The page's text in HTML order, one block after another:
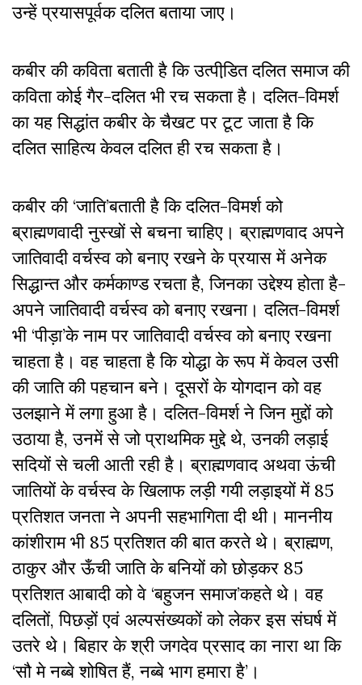
उन्हें प्रयासपूर्वक दलित बताया जाए।
कबीर की कविता बताती है कि उत्पीडि़त दलित समाज की
कविता कोई गैर-दलित भी रच सकता है। दलित-विमर्श
का यह सिद्धांत कबीर के चैखट पर टूट जाता है कि
दलित साहित्य केवल दलित ही रच सकता है।
कबीर की ‘जाति’बताती है कि दलित-विमर्श को
ब्राह्मणवादी नुस्खों से बचना चाहिए। ब्राह्मणवाद अपने
जातिवादी वर्चस्व को बनाए रखने के प्रयास में अनेक
सिद्धान्त और कर्मकाण्ड रचता है, जिनका उद्देश्य होता है-
अपने जातिवादी वर्चस्व को बनाए रखना। दलित-विमर्श
भी ‘पीड़ा’के नाम पर जातिवादी वर्चस्व को बनाए रखना
चाहता है। वह चाहता है कि योद्धा के रूप में केवल उसी
की जाति की पहचान बने। दूसरों के योगदान को वह
उलझाने में लगा हुआ है। दलित-विमर्श ने जिन मुद्दों को
उठाया है, उनमें से जो प्राथमिक मुद्दे थे, उनकी लड़ाई
सदियों से चली आती रही है। ब्राह्मणवाद अथवा ऊंची
जातियों के वर्चस्व के खिलाफ लड़ी गयी लड़ाइयों में 85
प्रतिशत जनता ने अपनी सहभागिता दी थी। माननीय
कांशीराम भी 85 प्रतिशत की बात करते थे। ब्राह्मण,
ठाकुर और ऊँची जाति के बनियों को छोड़कर 85
प्रतिशत आबादी को वे ‘बहुजन समाज’कहते थे। वह
दलितों, पिछड़ों एवं अल्पसंख्यकों को लेकर इस संघर्ष में
उतरे थे। बिहार के श्री जगदेव प्रसाद का नारा था कि
‘सौ मे नब्बे शोषित हैं, नब्बे भाग हमारा है’।